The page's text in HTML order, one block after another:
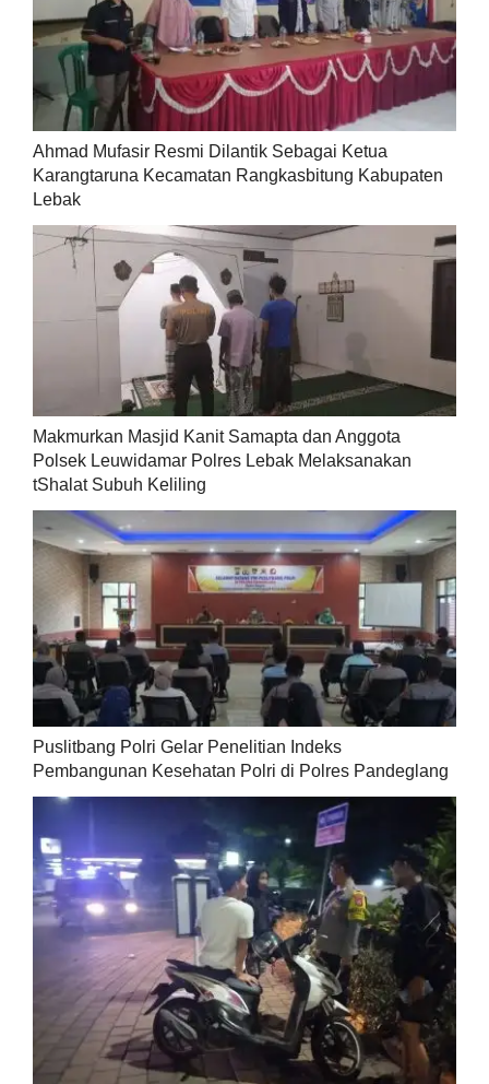
Ahmad Mufasir Resmi Dilantik Sebagai Ketua
Karangtaruna Kecamatan Rangkasbitung Kabupaten
Lebak
Makmurkan Masjid Kanit Samapta dan Anggota
Polsek Leuwidamar Polres Lebak Melaksanakan
tShalat Subuh Keliling
Puslitbang Polri Gelar Penelitian Indeks
Pembangunan Kesehatan Polri di Polres Pandeglang